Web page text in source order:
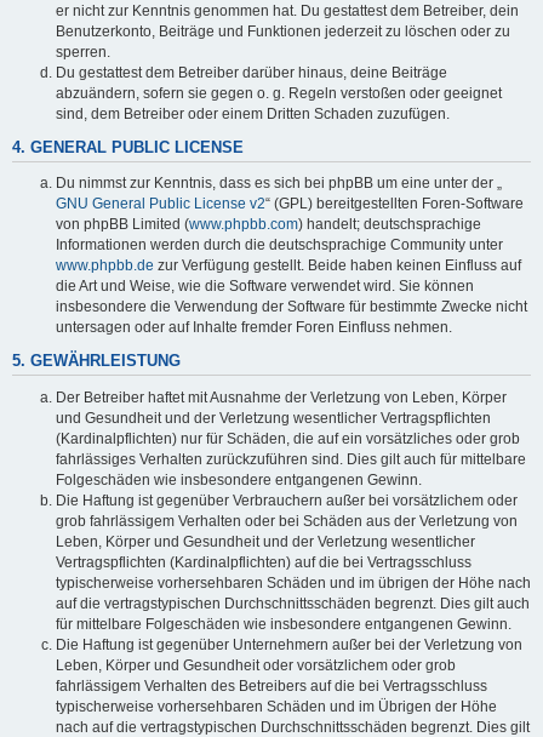
er nicht zur Kenntnis genommen hat. Du gestattest dem Betreiber, dein
Benutzerkonto, Beiträge und Funktionen jederzeit zu löschen oder zu
sperren.
Du gestattest dem Betreiber darüber hinaus, deine Beiträge
abzuändern, sofern sie gegen o. g. Regeln verstoßen oder geeignet
sind, dem Betreiber oder einem Dritten Schaden zuzufügen.
4. GENERAL PUBLIC LICENSE
Du nimmst zur Kenntnis, dass es sich bei phpBB um eine unter der „
GNU General Public License v2“ (GPL) bereitgestellten Foren-Software
von phpBB Limited (www.phpbb.com) handelt; deutschsprachige
Informationen werden durch die deutschsprachige Community unter
www.phpbb.de zur Verfügung gestellt. Beide haben keinen Einfluss auf
die Art und Weise, wie die Software verwendet wird. Sie können
insbesondere die Verwendung der Software für bestimmte Zwecke nicht
untersagen oder auf Inhalte fremder Foren Einfluss nehmen.
5. GEWÄHRLEISTUNG
Der Betreiber haftet mit Ausnahme der Verletzung von Leben, Körper
und Gesundheit und der Verletzung wesentlicher Vertragspflichten
(Kardinalpflichten) nur für Schäden, die auf ein vorsätzliches oder grob
fahrlässiges Verhalten zurückzuführen sind. Dies gilt auch für mittelbare
Folgeschäden wie insbesondere entgangenen Gewinn.
Die Haftung ist gegenüber Verbrauchern außer bei vorsätzlichem oder
grob fahrlässigem Verhalten oder bei Schäden aus der Verletzung von
Leben, Körper und Gesundheit und der Verletzung wesentlicher
Vertragspflichten (Kardinalpflichten) auf die bei Vertragsschluss
typischerweise vorhersehbaren Schäden und im übrigen der Höhe nach
auf die vertragstypischen Durchschnittsschäden begrenzt. Dies gilt auch
für mittelbare Folgeschäden wie insbesondere entgangenen Gewinn.
Die Haftung ist gegenüber Unternehmern außer bei der Verletzung von
Leben, Körper und Gesundheit oder vorsätzlichem oder grob
fahrlässigem Verhalten des Betreibers auf die bei Vertragsschluss
typischerweise vorhersehbaren Schäden und im Übrigen der Höhe
nach auf die vertragstypischen Durchschnittsschäden begrenzt. Dies gilt